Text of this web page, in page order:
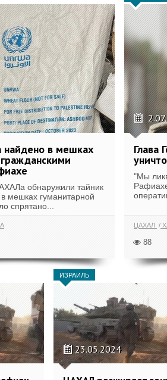
в мешках
обнаружили тайник
мешках гуманитарной
спрятано...
Глава
"Мы
ЦАХАЛ
88
ИЗРАИЛЬ
23.05.2024